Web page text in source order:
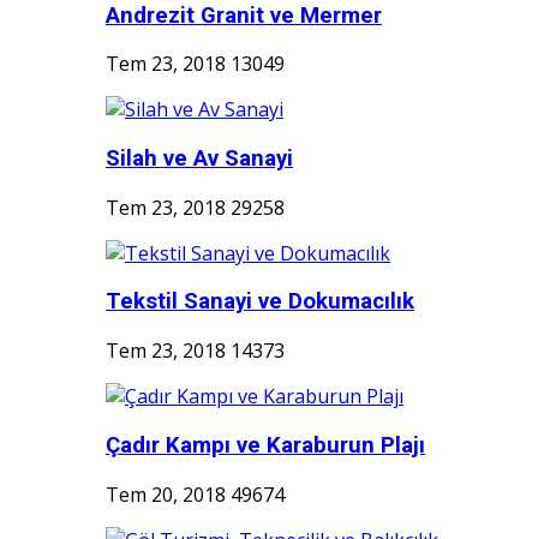
Andrezit Granit ve Mermer
Tem 23, 2018 13049
Silah ve Av Sanayi
Tem 23, 2018 29258
Tekstil Sanayi ve Dokumacılık
Tem 23, 2018 14373
Çadır Kampı ve Karaburun Plajı
Tem 20, 2018 49674